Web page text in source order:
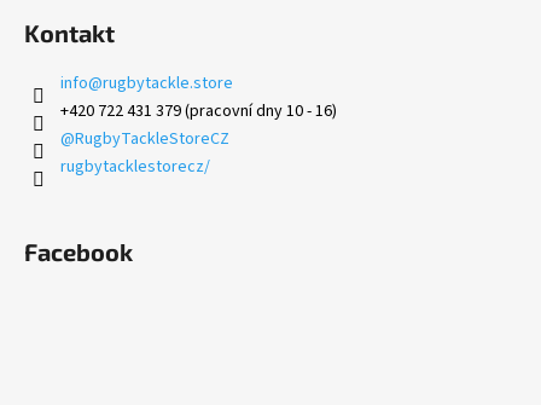
Kontakt
info@rugbytackle.store
+420 722 431 379 (pracovní dny 10 - 16)
@RugbyTackleStoreCZ
rugbytacklestorecz/
Facebook